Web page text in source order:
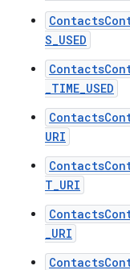
S_USED
_TIME_USED
URI
T_URI
_URI